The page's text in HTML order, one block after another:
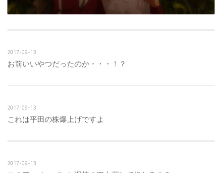
2017-09-13
お前いいやつだったのか・・・！？
2017-09-13
これは平田の株爆上げですよ
2017-09-13